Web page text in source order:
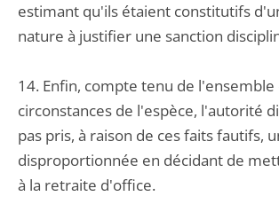
estimant qu'ils étaient constitutifs
nature à justifier une sanction
14. Enfin, compte tenu de l'ensemble
circonstances de l'espèce, l'autorité
pas pris, à raison de ces faits fautifs,
disproportionnée en décidant de
à la retraite d'office.